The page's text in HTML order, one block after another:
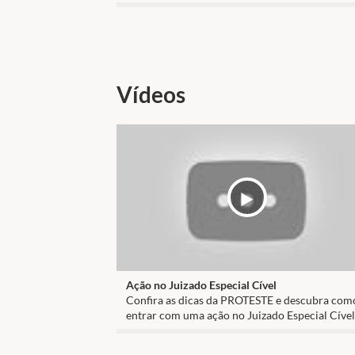
Vídeos
Ação no Juizado Especial Cível
Confira as dicas da PROTESTE e descubra
entrar com uma ação no Juizado Especial